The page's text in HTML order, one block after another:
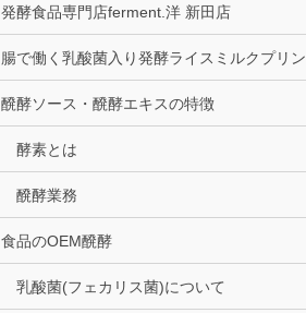
発酵食品専門店ferment.洋 新田店
腸で働く乳酸菌入り発酵ライスミルクプリン
醗酵ソース・醗酵エキスの特徴
酵素とは
醗酵業務
食品のOEM醗酵
乳酸菌(フェカリス菌)について